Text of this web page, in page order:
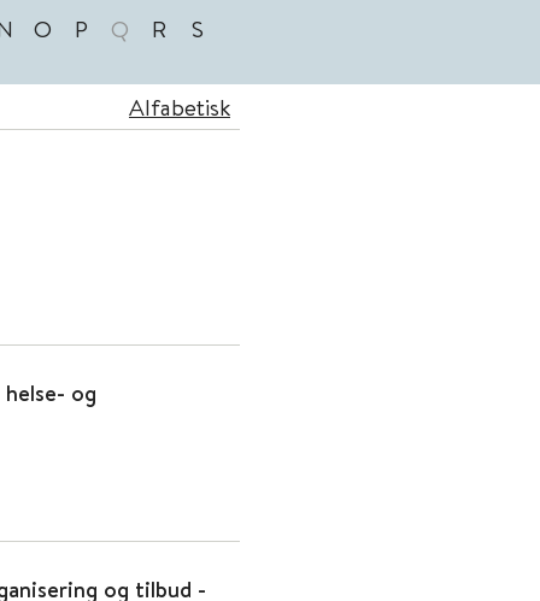
O P Q R S
Alfabetisk
og
og tilbud -